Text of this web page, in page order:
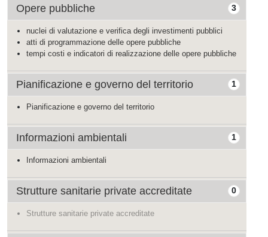
3
Opere pubbliche
nuclei di valutazione e verifica degli investimenti pubblici
atti di programmazione delle opere pubbliche
tempi costi e indicatori di realizzazione delle opere pubbliche
1
Pianificazione e governo del territorio
Pianificazione e governo del territorio
1
Informazioni ambientali
Informazioni ambientali
0
Strutture sanitarie private accreditate
Strutture sanitarie private accreditate